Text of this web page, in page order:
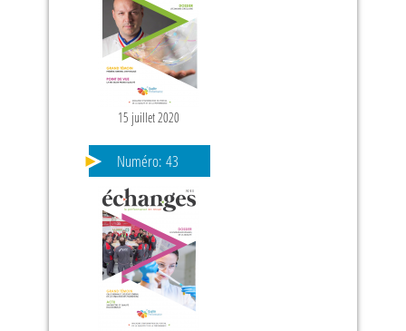
15 juillet 2020
Numéro: 43